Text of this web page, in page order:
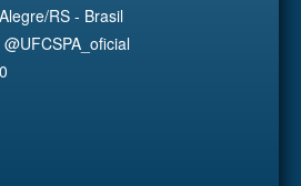
RS - Brasil